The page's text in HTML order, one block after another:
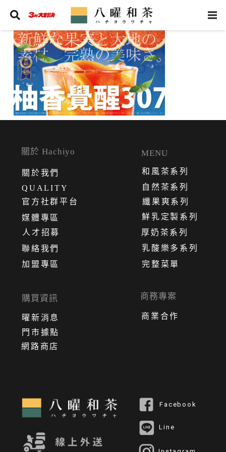
Facebook
人才招募
關於 Hachiyo
關 於我們
QUALITY
官方社群平台
媒體專區
Line
網路商店
門市據點
曜新消息
購買資訊
聯絡我們
加盟專區
商務專案
商業合作
乳酸樂多系列
厚奶茶系列
鮮乳定製系列
纖果爽系列
自然茶系列
和風茶系列
MENU
完整菜單